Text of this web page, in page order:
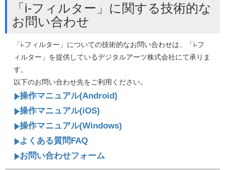
「i-フィルター」に関する技術的な
お問い合わせ
「i-フィルター」についての技術的なお問い合わせは、「i-フ
ィルター」を提供しているデジタルアーツ株式会社にて承りま
す。
以下のお問い合わせ先をご利用ください。
操作マニュアル(Android)
操作マニュアル(iOS)
操作マニュアル(Windows)
よくある質問FAQ
お問い合わせフォーム